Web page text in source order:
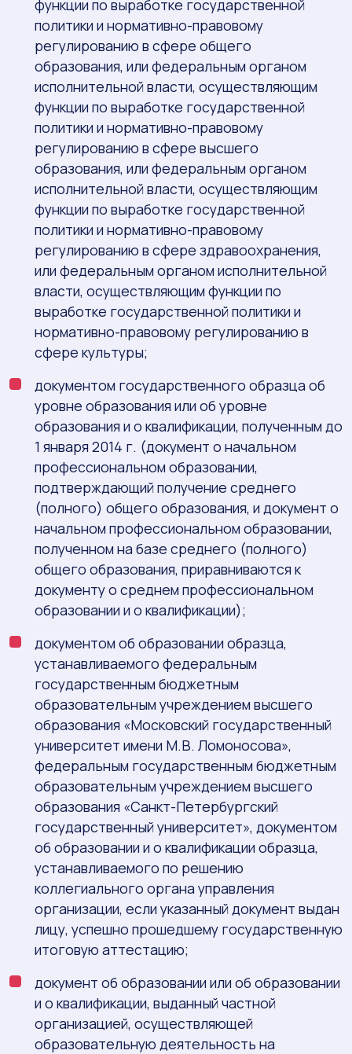
функции по выработке государственной
политики и нормативно-правовому
регулированию в сфере общего
образования, или федеральным органом
исполнительной власти, осуществляющим
функции по выработке государственной
политики и нормативно-правовому
регулированию в сфере высшего
образования, или федеральным органом
исполнительной власти, осуществляющим
функции по выработке государственной
политики и нормативно-правовому
регулированию в сфере здравоохранения,
или федеральным органом исполнительной
власти, осуществляющим функции по
выработке государственной политики и
нормативно-правовому регулированию в
сфере культуры;
документом государственного образца об
уровне образования или об уровне
образования и о квалификации, полученным до
1 января 2014 г. (документ о начальном
профессиональном образовании,
подтверждающий получение среднего
(полного) общего образования, и документ о
начальном профессиональном образовании,
полученном на базе среднего (полного)
общего образования, приравниваются к
документу о среднем профессиональном
образовании и о квалификации);
документом об образовании образца,
устанавливаемого федеральным
государственным бюджетным
образовательным учреждением высшего
образования «Московский государственный
университет имени М.В. Ломоносова»,
федеральным государственным бюджетным
образовательным учреждением высшего
образования «Санкт-Петербургский
государственный университет», документом
об образовании и о квалификации образца,
устанавливаемого по решению
коллегиального органа управления
организации, если указанный документ выдан
лицу, успешно прошедшему государственную
итоговую аттестацию;
документ об образовании или об образовании
и о квалификации, выданный частной
организацией, осуществляющей
образовательную деятельность на